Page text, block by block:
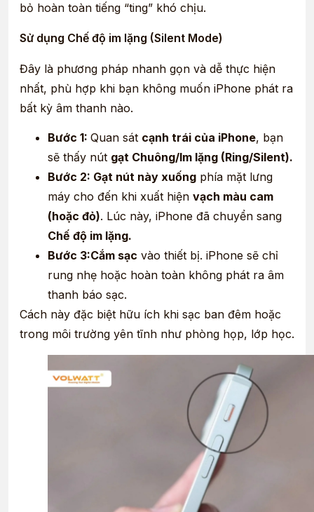
bỏ hoàn toàn tiếng “ting” khó chịu.
Sử dụng Chế độ im lặng (Silent Mode)
Đây là phương pháp nhanh gọn và dễ thực hiện
nhất, phù hợp khi bạn không muốn iPhone phát ra
bất kỳ âm thanh nào.
Bước 1: Quan sát cạnh trái của iPhone, bạn
sẽ thấy nút gạt Chuông/Im lặng (Ring/Silent).
Bước 2: Gạt nút này xuống phía mặt lưng
máy cho đến khi xuất hiện vạch màu cam
(hoặc đỏ). Lúc này, iPhone đã chuyển sang
Chế độ im lặng.
Bước 3:Cắm sạc vào thiết bị. iPhone sẽ chỉ
rung nhẹ hoặc hoàn toàn không phát ra âm
thanh báo sạc.
Cách này đặc biệt hữu ích khi sạc ban đêm hoặc
trong môi trường yên tĩnh như phòng họp, lớp học.